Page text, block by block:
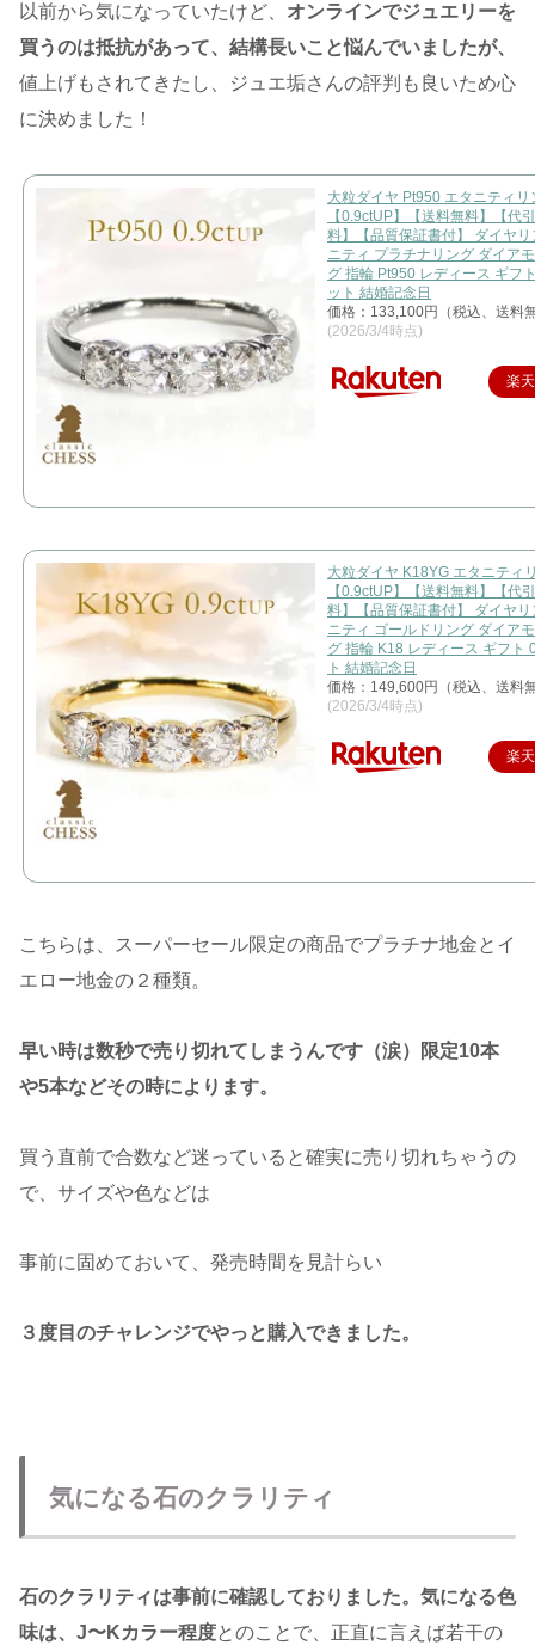
以前から気になっていたけど、 オンラインでジュエリーを
買うのは抵抗があって、結構長いこと悩んでいましたが、
値上げもされてきたし、ジュエ垢さんの評判も良いため心
に決めました！
大粒ダイヤ Pt950 エタニティリ
【0.9ctUP】【送料無料】【代
料】【品質保証書付】 ダイヤリ
ニティ プラチナリング ダイア
グ 指輪 Pt950 レディース ギフ
ット 結婚記念日
価格：133,100円（税込、送料
(2026/3/4時点)
楽
大粒ダイヤ K18YG エタニティ
【0.9ctUP】【送料無料】【代
料】【品質保証書付】 ダイヤリ
ニティ ゴールドリング ダイア
グ 指輪 K18 レディース ギフト
ト 結婚記念日
価格：149,600円（税込、送料
(2026/3/4時点)
楽
こちらは、スーパーセール限定の商品でプラチナ地金とイ
エロー地金の２種類。
早い時は数秒で売り切れてしまうんです（涙）限定10本
や5本などその時によります。
買う直前で合数など迷っていると確実に売り切れちゃうの
で、サイズや色などは
事前に固めておいて、発売時間を見計らい
３度目のチャレンジでやっと購入できました。
気になる石のクラリティ
石のクラリティは事前に確認しておりました。気になる色
味は、J〜Kカラー程度とのことで、正直に言えば若干の